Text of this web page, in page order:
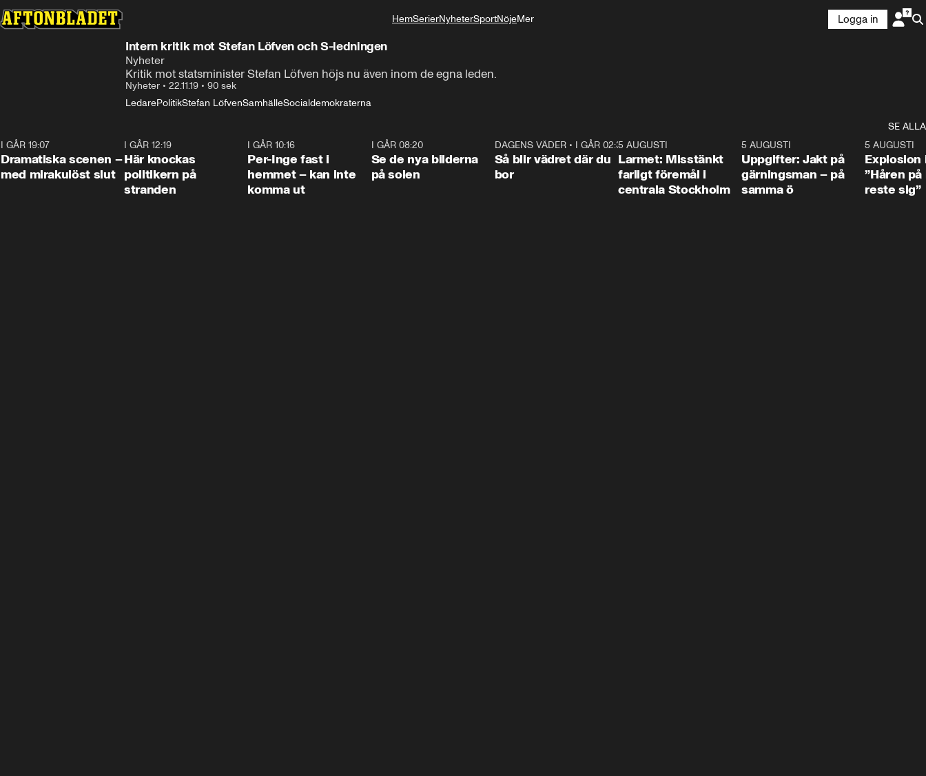
HemSerierNyheterSportNöjeMer
Logga in
Intern kritik mot Stefan Löfven och S-ledningen
Nyheter
Kritik mot statsminister Stefan Löfven höjs nu även inom de egna leden.
Nyheter • 22.11.19 • 90 sek
LedarePolitikStefan LöfvenSamhälleSocialdemokraterna
SE ALLA
I GÅR 19:07
Dramatiska scenen –
med mirakulöst slut
I GÅR 12:19
Här knockas
politikern på
stranden
I GÅR 10:16
Per-Inge fast i
hemmet – kan inte
komma ut
I GÅR 08:20
Se de nya bilderna
på solen
1:06
DAGENS VÄDER• I GÅR 02:30
Så blir vädret där du
bor
0:35
5 AUGUSTI
Larmet: Misstänkt
farligt föremål i
centrala Stockholm
0:33
5 AUGUSTI
Uppgifter: Jakt på
gärningsman – på
samma ö
5 AUGUSTI
Explosion
”Håren
reste sig”